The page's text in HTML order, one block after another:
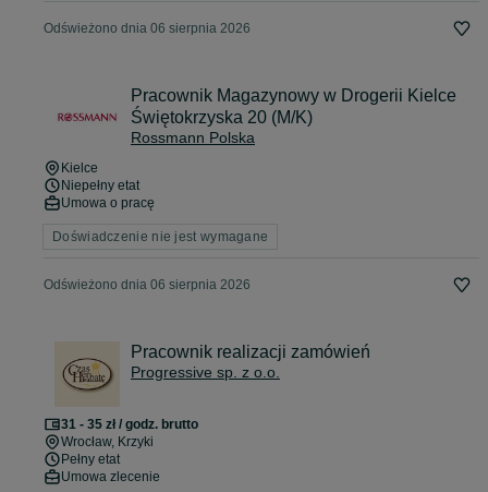
Odświeżono dnia 06 sierpnia 2026
Pracownik Magazynowy w Drogerii Kielce
Świętokrzyska 20 (M/K)
Rossmann Polska
Kielce
Niepełny etat
Umowa o pracę
Doświadczenie nie jest wymagane
Odświeżono dnia 06 sierpnia 2026
Pracownik realizacji zamówień
Progressive sp. z o.o.
31 - 35 zł / godz. brutto
Wrocław, Krzyki
Pełny etat
Umowa zlecenie